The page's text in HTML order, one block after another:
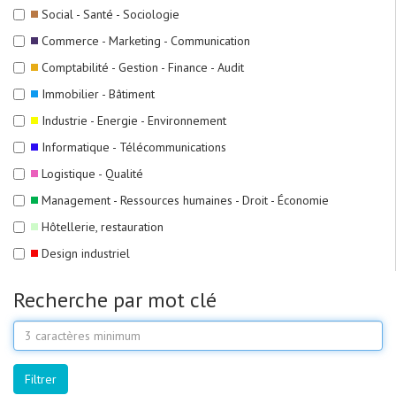
Social - Santé - Sociologie
Commerce - Marketing - Communication
Comptabilité - Gestion - Finance - Audit
Immobilier - Bâtiment
Industrie - Energie - Environnement
Informatique - Télécommunications
Logistique - Qualité
Management - Ressources humaines - Droit - Économie
Hôtellerie, restauration
Design industriel
Recherche par mot clé
Mot
clé
Filtrer